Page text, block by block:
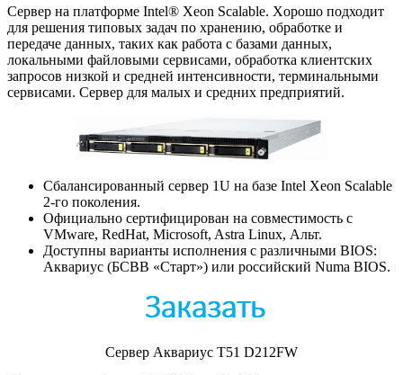
Сервер на платформе Intel® Xeon Scalable. Xорошо подходит
для решения типовых задач по хранению, обработке и
передаче данных, таких как работа с базами данных,
локальными файловыми сервисами, обработка клиентских
запросов низкой и средней интенсивности, терминальными
сервисами. Сервер для малых и средних предприятий.
Сбалансированный сервер 1U на базе Intel Xeon Scalable
2-го поколения.
Официально сертифицирован на совместимость с
VMware, RedHat, Microsoft, Astra Linux, Альт.
Доступны варианты исполнения с различными BIOS:
Аквариус (БСВВ «Старт») или российский Numa BIOS.
Сервер Аквариус T51 D212FW